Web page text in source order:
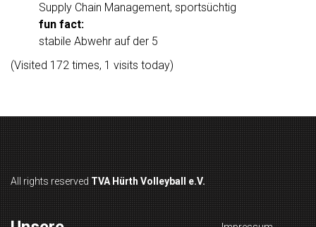
Supply Chain Management, sportsüchtig
fun fact:
stabile Abwehr auf der 5
(Visited 172 times, 1 visits today)
All rights reserved TVA Hürth Volleyball e.V.